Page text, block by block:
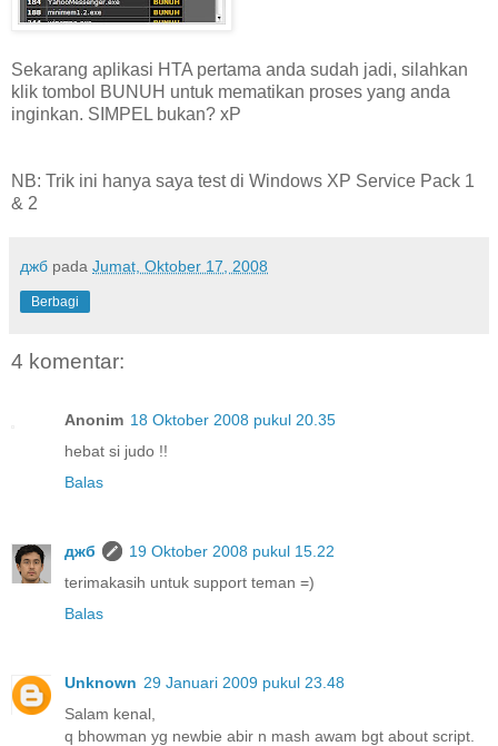
Sekarang aplikasi HTA pertama anda sudah jadi, silahkan
klik tombol BUNUH untuk mematikan proses yang anda
inginkan. SIMPEL bukan? xP
NB: Trik ini hanya saya test di Windows XP Service Pack 1
& 2
джб pada Jumat, Oktober 17, 2008
Berbagi
4 komentar:
Anonim 18 Oktober 2008 pukul 20.35
hebat si judo !!
Balas
джб
19 Oktober 2008 pukul 15.22
terimakasih untuk support teman =)
Balas
Unknown 29 Januari 2009 pukul 23.48
Salam kenal,
q bhowman yg newbie abir n mash awam bgt about script.